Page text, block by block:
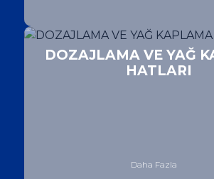
DOZAJLAMA VE YAĞ
HATLARI
Daha Fazla